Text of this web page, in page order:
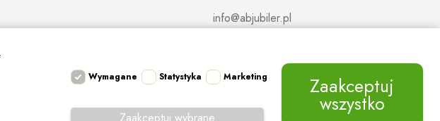
info@abjubiler.pl
Wymagane Statystyka Marketing Zaakceptuj
wszystko